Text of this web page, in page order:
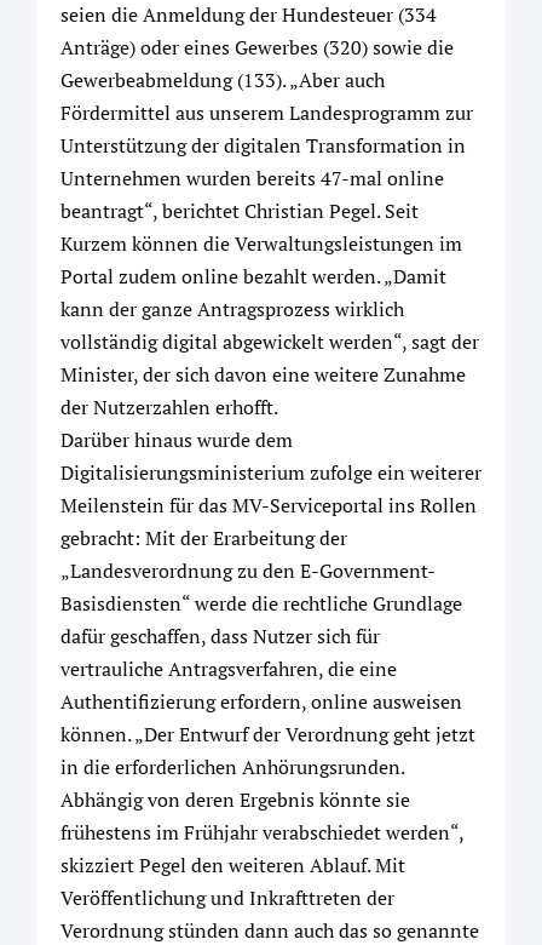
seien die Anmeldung der Hundesteuer (334
Anträge) oder eines Gewerbes (320) sowie die
Gewerbeabmeldung (133). „Aber auch
Fördermittel aus unserem Landesprogramm zur
Unterstützung der digitalen Transformation in
Unternehmen wurden bereits 47-mal online
beantragt“, berichtet Christian Pegel. Seit
Kurzem können die Verwaltungsleistungen im
Portal zudem online bezahlt werden. „Damit
kann der ganze Antragsprozess wirklich
vollständig digital abgewickelt werden“, sagt der
Minister, der sich davon eine weitere Zunahme
der Nutzerzahlen erhofft.
Darüber hinaus wurde dem
Digitalisierungsministerium zufolge ein weiterer
Meilenstein für das MV-Serviceportal ins Rollen
gebracht: Mit der Erarbeitung der
„Landesverordnung zu den E-Government-
Basisdiensten“ werde die rechtliche Grundlage
dafür geschaffen, dass Nutzer sich für
vertrauliche Antragsverfahren, die eine
Authentifizierung erfordern, online ausweisen
können. „Der Entwurf der Verordnung geht jetzt
in die erforderlichen Anhörungsrunden.
Abhängig von deren Ergebnis könnte sie
frühestens im Frühjahr verabschiedet werden“,
skizziert Pegel den weiteren Ablauf. Mit
Veröffentlichung und Inkrafttreten der
Verordnung stünden dann auch das so genannte